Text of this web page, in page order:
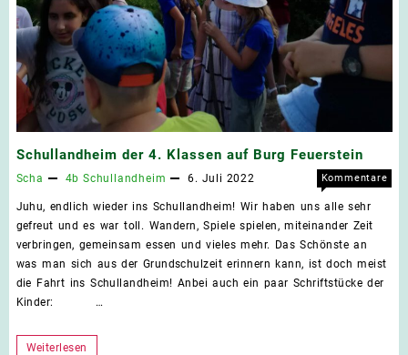
Schullandheim der 4. Klassen auf Burg Feuerstein
Scha 4b Schullandheim 6. Juli 2022
Kommentare
auf
Juhu, endlich wieder ins Schullandheim! Wir haben uns alle sehr
gefreut und es war toll. Wandern, Spiele spielen, miteinander Zeit
verbringen, gemeinsam essen und vieles mehr. Das Schönste an
was man sich aus der Grundschulzeit erinnern kann, ist doch meist
die Fahrt ins Schullandheim! Anbei auch ein paar Schriftstücke der
Kinder: …
Schullandheim
Weiterlesen